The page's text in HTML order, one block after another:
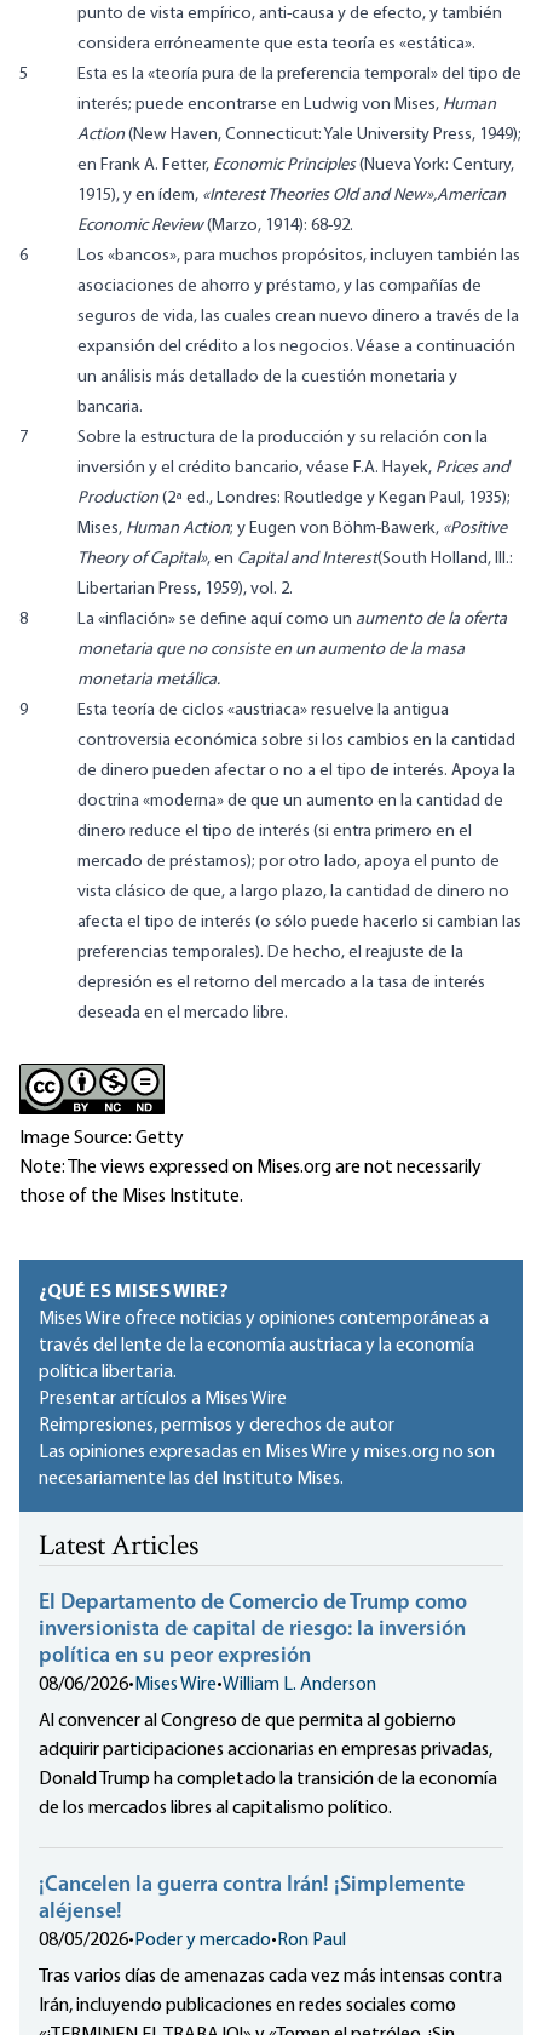
punto de vista empírico, anti-causa y de efecto, y también
considera erróneamente que esta teoría es «estática».
5
Esta es la «teoría pura de la preferencia temporal» del tipo de
interés; puede encontrarse en Ludwig von Mises, Human
Action(New Haven, Connecticut: Yale University Press, 1949);
en Frank A. Fetter, Economic Principles(Nueva York: Century,
1915), y en ídem, «Interest Theories Old and New»,American
Economic Review(Marzo, 1914): 68-92.
6
Los «bancos», para muchos propósitos, incluyen también las
asociaciones de ahorro y préstamo, y las compañías de
seguros de vida, las cuales crean nuevo dinero a través de la
expansión del crédito a los negocios. Véase a continuación
un análisis más detallado de la cuestión monetaria y
bancaria.
7
Sobre la estructura de la producción y su relación con la
inversión y el crédito bancario, véase F.A. Hayek, Prices and
Production(2ª ed., Londres: Routledge y Kegan Paul, 1935);
Mises, Human Action; y Eugen von Böhm-Bawerk, «Positive
Theory of Capital», en Capital and Interest(South Holland, Ill.:
Libertarian Press, 1959), vol. 2.
8
La «inflación» se define aquí como un aumento de la oferta
monetaria que no consiste en un aumento de la masa
monetaria metálica.
9
Esta teoría de ciclos «austriaca» resuelve la antigua
controversia económica sobre si los cambios en la cantidad
de dinero pueden afectar o no a el tipo de interés. Apoya la
doctrina «moderna» de que un aumento en la cantidad de
dinero reduce el tipo de interés (si entra primero en el
mercado de préstamos); por otro lado, apoya el punto de
vista clásico de que, a largo plazo, la cantidad de dinero no
afecta el tipo de interés (o sólo puede hacerlo si cambian las
preferencias temporales). De hecho, el reajuste de la
depresión es el retorno del mercado a la tasa de interés
deseada en el mercado libre.
Image Source: Getty
Note: The views expressed on Mises.org are not necessarily
those of the Mises Institute.
¿QUÉ ES MISES WIRE?
Mises Wire ofrece noticias y opiniones contemporáneas a
través del lente de la economía austriaca y la economía
política libertaria.
Presentar artículos a Mises Wire
Reimpresiones, permisos y derechos de autor
Las opiniones expresadas en Mises Wire y mises.org no son
necesariamente las del Instituto Mises.
Latest Articles
El Departamento de Comercio de Trump como
inversionista de capital de riesgo: la inversión
política en su peor expresión
08/06/2026• Mises Wire•William L. Anderson
Al convencer al Congreso de que permita al gobierno
adquirir participaciones accionarias en empresas privadas,
Donald Trump ha completado la transición de la economía
de los mercados libres al capitalismo político.
¡Cancelen la guerra contra Irán! ¡Simplemente
aléjense!
08/05/2026•Poder y mercado•Ron Paul
Tras varios días de amenazas cada vez más intensas contra
Irán, incluyendo publicaciones en redes sociales como